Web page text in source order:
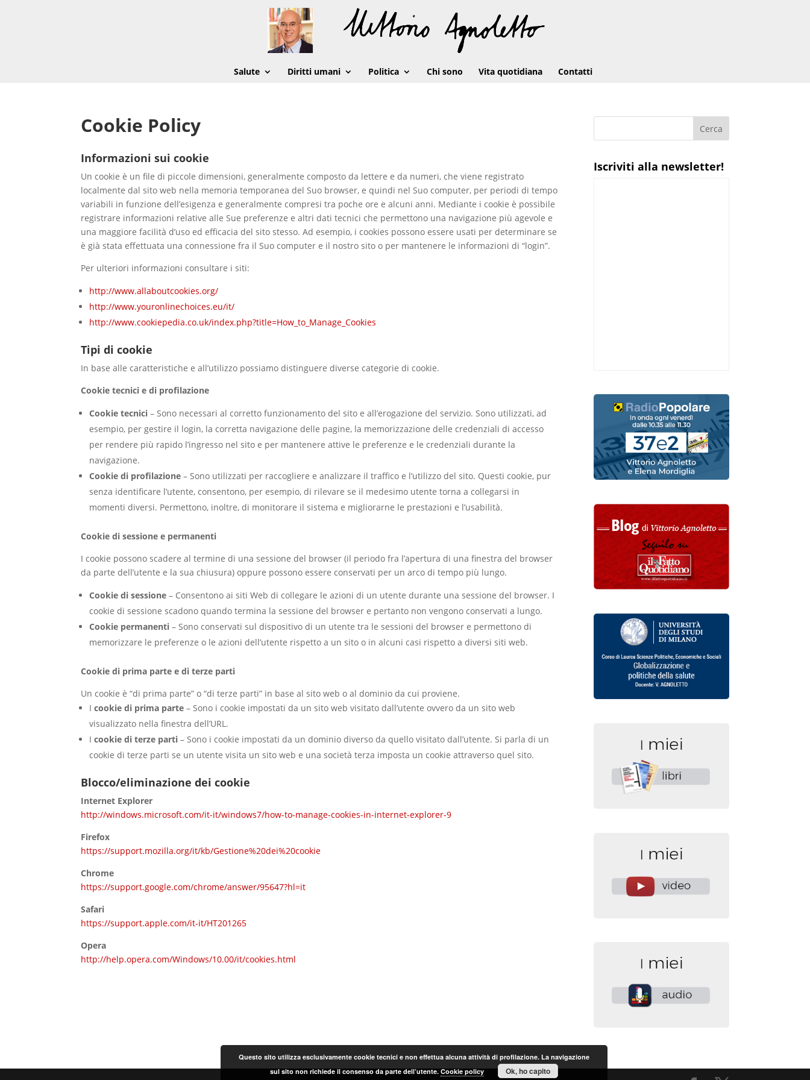
Salute Diritti umani Politica Chi sono Vita quotidiana Contatti
Cookie Policy
Informazioni sui cookie
Un cookie è un file di piccole dimensioni, generalmente composto da lettere e da numeri, che viene registrato
localmente dal sito web nella memoria temporanea del Suo browser, e quindi nel Suo computer, per periodi di tempo
variabili in funzione dell’esigenza e generalmente compresi tra poche ore e alcuni anni. Mediante i cookie è possibile
registrare informazioni relative alle Sue preferenze e altri dati tecnici che permettono una navigazione più agevole e
una maggiore facilità d’uso ed efficacia del sito stesso. Ad esempio, i cookies possono essere usati per determinare se
è già stata effettuata una connessione fra il Suo computer e il nostro sito o per mantenere le informazioni di “login”.
Per ulteriori informazioni consultare i siti:
http://www.allaboutcookies.org/
http://www.youronlinechoices.eu/it/
http://www.cookiepedia.co.uk/index.php?title=How_to_Manage_Cookies
Tipi di cookie
In base alle caratteristiche e all’utilizzo possiamo distinguere diverse categorie di cookie.
Cookie tecnici e di profilazione
Cookie tecnici – Sono necessari al corretto funzionamento del sito e all’erogazione del servizio. Sono utilizzati, ad
esempio, per gestire il login, la corretta navigazione delle pagine, la memorizzazione delle credenziali di accesso
per rendere più rapido l’ingresso nel sito e per mantenere attive le preferenze e le credenziali durante la
navigazione.
Cookie di profilazione – Sono utilizzati per raccogliere e analizzare il traffico e l’utilizzo del sito. Questi cookie, pur
senza identificare l’utente, consentono, per esempio, di rilevare se il medesimo utente torna a collegarsi in
momenti diversi. Permettono, inoltre, di monitorare il sistema e migliorarne le prestazioni e l’usabilità.
Cookie di sessione e permanenti
I cookie possono scadere al termine di una sessione del browser (il periodo fra l’apertura di una finestra del browser
da parte dell’utente e la sua chiusura) oppure possono essere conservati per un arco di tempo più lungo.
Cookie di sessione – Consentono ai siti Web di collegare le azioni di un utente durante una sessione del browser. I
cookie di sessione scadono quando termina la sessione del browser e pertanto non vengono conservati a lungo.
Cookie permanenti – Sono conservati sul dispositivo di un utente tra le sessioni del browser e permettono di
memorizzare le preferenze o le azioni dell’utente rispetto a un sito o in alcuni casi rispetto a diversi siti web.
Cookie di prima parte e di terze parti
Un cookie è “di prima parte” o “di terze parti” in base al sito web o al dominio da cui proviene.
Icookie di prima parte – Sono i cookie impostati da un sito web visitato dall’utente ovvero da un sito web
visualizzato nella finestra dell’URL.
Icookie di terze parti – Sono i cookie impostati da un dominio diverso da quello visitato dall’utente. Si parla di un
cookie di terze parti se un utente visita un sito web e una società terza imposta un cookie attraverso quel sito.
Blocco/eliminazione dei cookie
Internet Explorer
http://windows.microsoft.com/it-it/windows7/how-to-manage-cookies-in-internet-explorer-9
Firefox
https://support.mozilla.org/it/kb/Gestione%20dei%20cookie
Chrome
https://support.google.com/chrome/answer/95647?hl=it
Safari
https://support.apple.com/it-it/HT201265
Opera
http://help.opera.com/Windows/10.00/it/cookies.html
Iscriviti alla newsletter!
Questo sito utilizza esclusivamente cookie tecnici e non effettua alcuna attività di profilazione. La navigazione
sul sito non richiede il consenso da parte dell’utente.Cookie policy Ok, ho capito